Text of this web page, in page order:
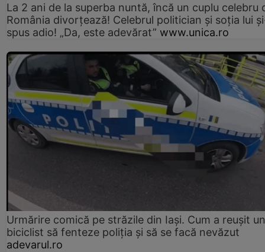
La 2 ani de la superba nuntă, încă un cuplu celebru
România divorțează! Celebrul politician și soția lui
spus adio! „Da, este adevărat” www.unica.ro
Urmărire comică pe străzile din Iași. Cum a reușit un
biciclist să fenteze poliția și să se facă nevăzut
adevarul.ro